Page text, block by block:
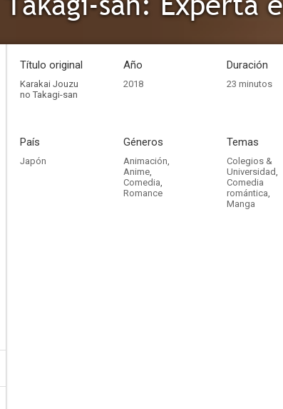
Título original
Karakai Jouzu
no Takagi-san
Año
2018
Duración
23 minutos
País
Japón
Géneros
Animación,
Anime,
Comedia,
Romance
Temas
Colegios &
Universidad,
Comedia
romántica,
Manga